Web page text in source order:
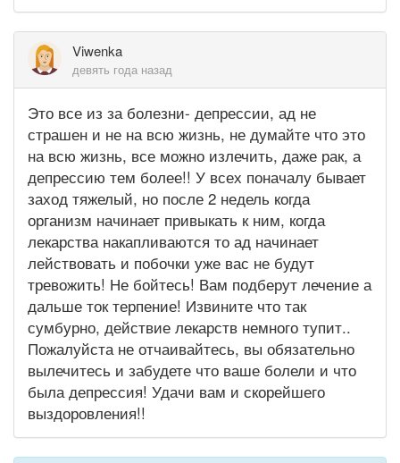
Viwenka
девять года назад
Это все из за болезни- депрессии, ад не
страшен и не на всю жизнь, не думайте что это
на всю жизнь, все можно излечить, даже рак, а
депрессию тем более!! У всех поначалу бывает
заход тяжелый, но после 2 недель когда
организм начинает привыкать к ним, когда
лекарства накапливаются то ад начинает
лействовать и побочки уже вас не будут
тревожить! Не бойтесь! Вам подберут лечение а
дальше ток терпение! Извините что так
сумбурно, действие лекарств немного тупит..
Пожалуйста не отчаивайтесь, вы обязательно
вылечитесь и забудете что ваше болели и что
была депрессия! Удачи вам и скорейшего
выздоровления!!